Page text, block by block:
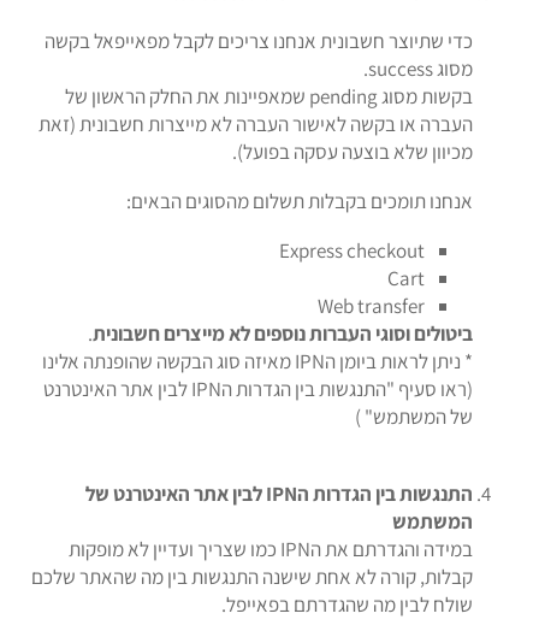
כדי שתיוצר חשבונית אנחנו צריכים לקבל מפאייפאל בקשה
מסוג success.
בקשות מסוג pending שמאפיינות את החלק הראשון של
העברה או בקשה לאישור העברה לא מייצרות חשבונית (זאת
מכיוון שלא בוצעה עסקה בפועל).
אנחנו תומכים בקבלות תשלום מהסוגים הבאים:
Express checkout
Cart
Web transfer​
ביטולים וסוגי העברות נוספים לא מייצרים חשבונית.
* ניתן לראות ביומן הIPN מאיזה סוג הבקשה שהופנתה אלינו
(ראו סעיף "התנגשות בין הגדרות הIPN לבין אתר האינטרנט
של המשתמש" )
התנגשות בין הגדרות הIPN לבין אתר האינטרנט של
המשתמש
במידה והגדרתם את הIPN כמו שצריך ועדיין לא מופקות
קבלות, קורה לא אחת שישנה התנגשות בין מה שהאתר שלכם
שולח לבין מה שהגדרתם בפאייפל.